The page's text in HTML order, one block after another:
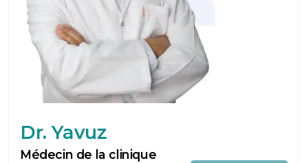
Dr. Yavuz
Médecin de la clinique